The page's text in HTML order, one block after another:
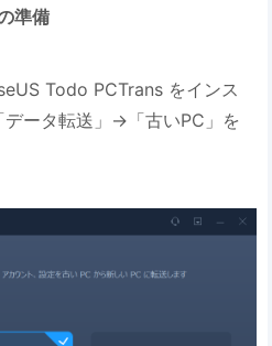
準備
Todo PCTrans をインス
データ転送」→「古いPC」を